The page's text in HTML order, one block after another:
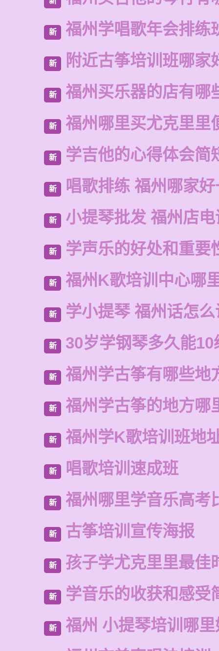
新 福州学唱歌年会排练
新 附近古筝培训班哪家
新 福州买乐器的店有哪
新 福州哪里买尤克里里
新 学吉他的心得体会简
新 唱歌排练 福州哪家
新 小提琴批发 福州店
新 学声乐的好处和重要
新 福州K歌培训中心哪
新 学小提琴 福州话怎
新 30岁学钢琴多久能10
新 福州学古筝有哪些地
新 福州学古筝的地方哪
新 福州学K歌培训班地
新 唱歌培训速成班
新 福州哪里学音乐高考
新 古筝培训宣传海报
新 孩子学尤克里里最佳
新 学音乐的收获和感受
新 福州 小提琴培训哪